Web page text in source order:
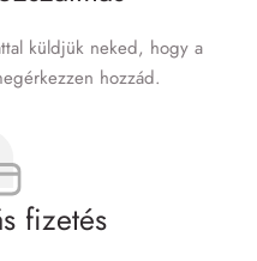
küldjük neked, hogy a
hozzád.
fizetés